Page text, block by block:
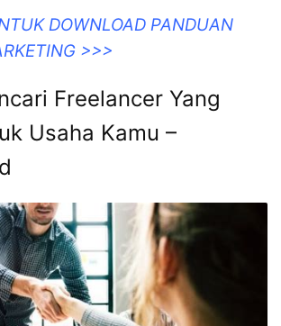
DOWNLOAD PANDUAN
>>>
Freelancer Yang
Usaha Kamu –